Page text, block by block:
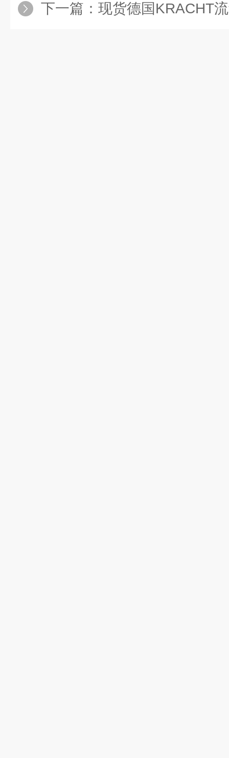
下一篇： 现货德国KRACHT流量计VC0.04、